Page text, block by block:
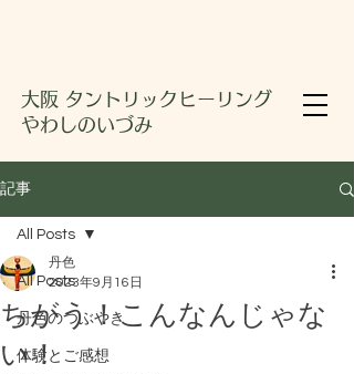
大阪 タントリックヒーリング
やわしのいづみ
記事
All Posts
丹色のつぶやき
体験とご感想
All Posts
ちがう！こんなんじゃな
い！
丹色
2023年9月16日